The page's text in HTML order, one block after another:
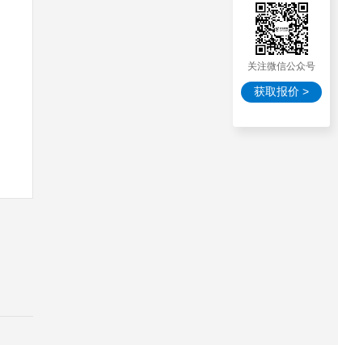
关注微信公众号
获取报价 >